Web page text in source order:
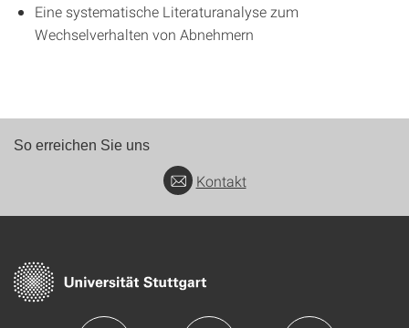
Eine systematische Literaturanalyse zum
Wechselverhalten von Abnehmern
So erreichen Sie uns
Kontakt